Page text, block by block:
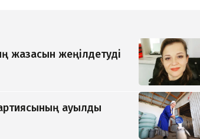
жазасын жеңілдетуді
ауылды